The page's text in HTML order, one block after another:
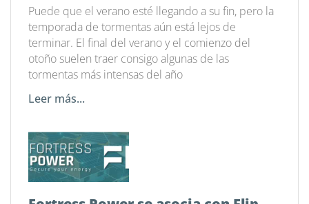
Puede que el verano esté llegando a su fin, pero la
temporada de tormentas aún está lejos de
terminar. El final del verano y el comienzo del
otoño suelen traer consigo algunas de las
tormentas más intensas del año
Leer más...